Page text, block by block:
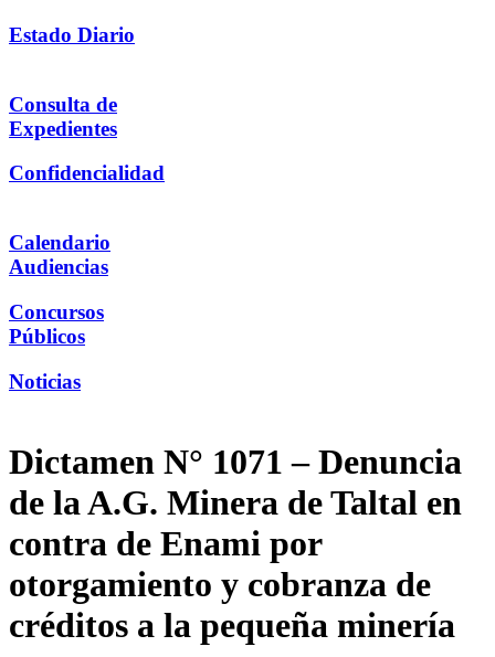
Estado Diario
Consulta de
Expedientes
Confidencialidad
Calendario
Audiencias
Concursos
Públicos
Noticias
Dictamen N° 1071 – Denuncia
de la A.G. Minera de Taltal en
contra de Enami por
otorgamiento y cobranza de
créditos a la pequeña minería